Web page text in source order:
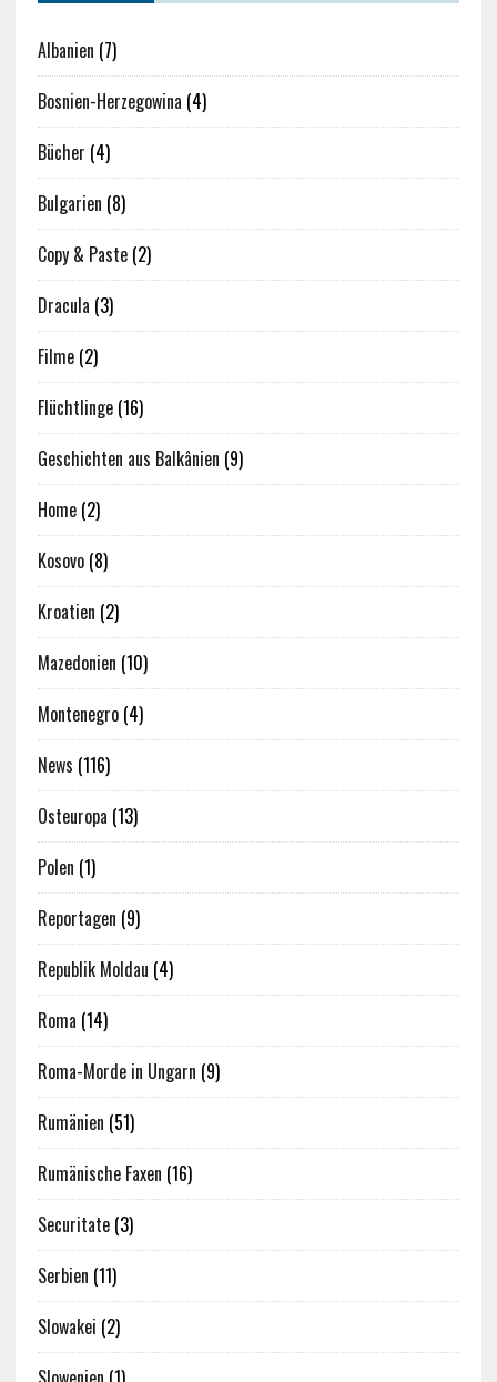
Albanien (7)
Bosnien-Herzegowina (4)
Bücher (4)
Bulgarien (8)
Copy & Paste(2)
Dracula (3)
Filme(2)
Flüchtlinge(16)
Geschichten aus Balkânien (9)
Home(2)
Kosovo(8)
Kroatien (2)
Mazedonien (10)
Montenegro(4)
News (116)
Osteuropa (13)
Polen (1)
Reportagen (9)
Republik Moldau (4)
Roma (14)
Roma-Morde in Ungarn (9)
Rumänien (51)
Rumänische Faxen (16)
Securitate(3)
Serbien (11)
Slowakei (2)